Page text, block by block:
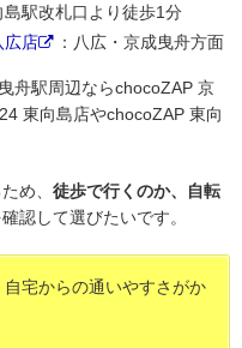
島駅改札口より徒歩1分
広店
：八広・京成曳舟方面
舟駅周辺ならchocoZAP 京
東向島店やchocoZAP 東向
め、 徒歩で行くのか、自転
認して選びたいです。
宅からの通いやすさがか